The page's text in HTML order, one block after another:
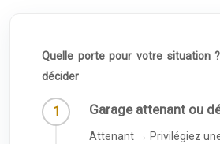
Quelle porte pour votre situation
décider
Garage attenant ou
Attenant → Privilégiez